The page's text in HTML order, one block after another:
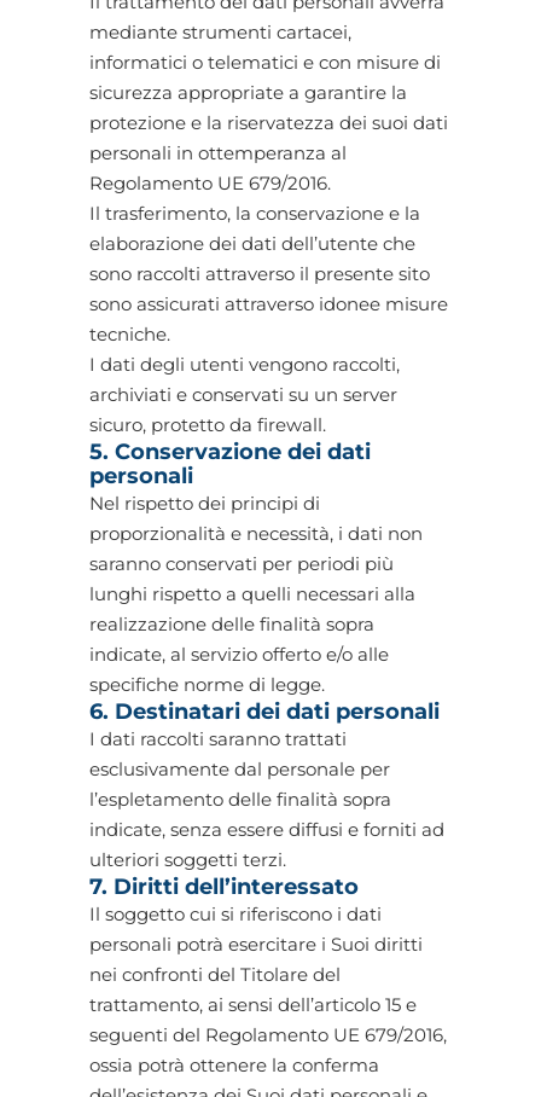
mediante strumenti cartacei,
informatici o telematici e con misure di
sicurezza appropriate a garantire la
protezione e la riservatezza dei suoi dati
personali in ottemperanza al
Regolamento UE 679/2016.
Il trasferimento, la conservazione e la
elaborazione dei dati dell’utente che
sono raccolti attraverso il presente sito
sono assicurati attraverso idonee misure
tecniche.
I dati degli utenti vengono raccolti,
archiviati e conservati su un server
sicuro, protetto da firewall.
5. Conservazione dei dati
personali
Nel rispetto dei principi di
proporzionalità e necessità, i dati non
saranno conservati per periodi più
lunghi rispetto a quelli necessari alla
realizzazione delle finalità sopra
indicate, al servizio offerto e/o alle
specifiche norme di legge.
6. Destinatari dei dati personali
I dati raccolti saranno trattati
esclusivamente dal personale per
l’espletamento delle finalità sopra
indicate, senza essere diffusi e forniti ad
ulteriori soggetti terzi.
7. Diritti dell’interessato
Il soggetto cui si riferiscono i dati
personali potrà esercitare i Suoi diritti
nei confronti del Titolare del
trattamento, ai sensi dell’articolo 15 e
seguenti del Regolamento UE 679/2016,
ossia potrà ottenere la conferma